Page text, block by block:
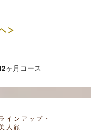
＞
ヶ月コース
インアップ・
人顔